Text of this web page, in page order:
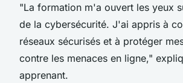
"La formation m'a ouvert les yeux
de la cybersécurité. J'ai appris à
réseaux sécurisés et à protéger
contre les menaces en ligne,"
apprenant.